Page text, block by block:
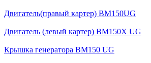
Двигатель(правый картер) ВМ150UG
Двигатель (левый картер) BM150X UG
Крышка генератора BM150 UG